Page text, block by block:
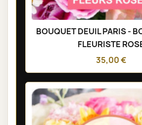
BOUQUET DEUIL PARIS -
FLEURISTE
35,00 €